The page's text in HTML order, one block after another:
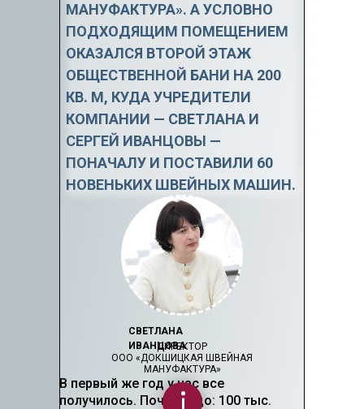
СВЕТЛАНА
ИВАНЦОВА
В первый же год у нас все
получилось. Почти чудо: 100 тыс.
ДИРЕКТОР
ООО «ДОКШИЦКАЯ ШВЕЙНАЯ
МАНУФАКТУРА»
МАНУФАКТУРА». А УСЛОВНО
ПОДХОДЯЩИМ ПОМЕЩЕНИЕМ
ОКАЗАЛСЯ ВТОРОЙ ЭТАЖ
ОБЩЕСТВЕННОЙ БАНИ НА 200
КВ. М, КУДА УЧРЕДИТЕЛИ
КОМПАНИИ — СВЕТЛАНА И
СЕРГЕЙ ИВАНЦОВЫ —
ПОНАЧАЛУ И ПОСТАВИЛИ 60
НОВЕНЬКИХ ШВЕЙНЫХ МАШИН.